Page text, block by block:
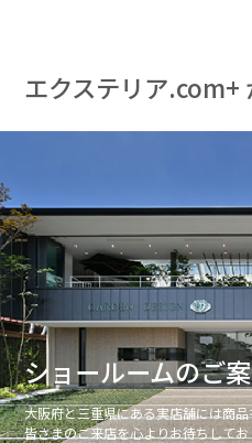
エクステリア.com+
ショールームのご
大阪府と三重県にある実店舗には商
皆さまのご来店を心よりお待ちしてお